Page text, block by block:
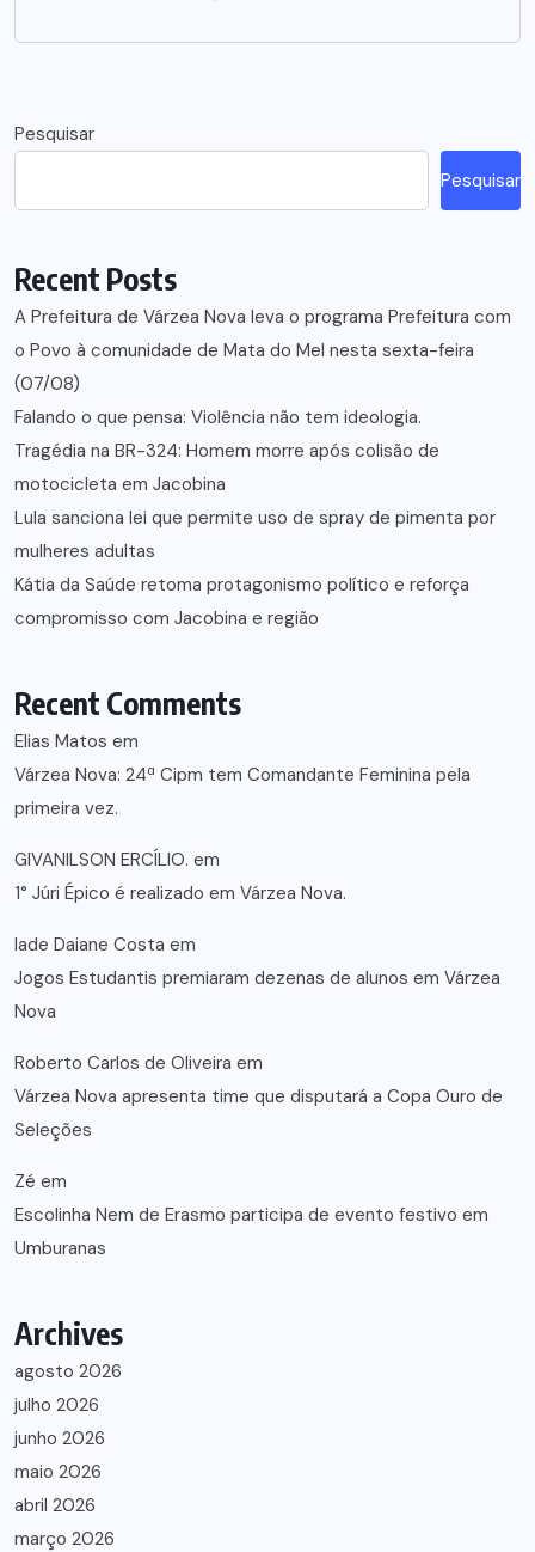
Pesquisar
Pesquisar
Recent Posts
A Prefeitura de Várzea Nova leva o programa Prefeitura com
o Povo à comunidade de Mata do Mel nesta sexta-feira
(07/08)
Falando o que pensa: Violência não tem ideologia.
Tragédia na BR-324: Homem morre após colisão de
motocicleta em Jacobina
Lula sanciona lei que permite uso de spray de pimenta por
mulheres adultas
Kátia da Saúde retoma protagonismo político e reforça
compromisso com Jacobina e região
Recent Comments
Elias Matos em
Várzea Nova: 24ª Cipm tem Comandante Feminina pela
primeira vez.
GIVANILSON ERCÍLIO. em
1° Júri Épico é realizado em Várzea Nova.
lade Daiane Costa em
Jogos Estudantis premiaram dezenas de alunos em Várzea
Nova
Roberto Carlos de Oliveira em
Várzea Nova apresenta time que disputará a Copa Ouro de
Seleções
Zé em
Escolinha Nem de Erasmo participa de evento festivo em
Umburanas
Archives
agosto 2026
julho 2026
junho 2026
maio 2026
abril 2026
março 2026